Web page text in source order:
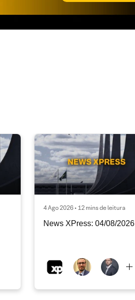
4 Ago 2026 • 12 mins de leitura
News XPress: 04/08/2026